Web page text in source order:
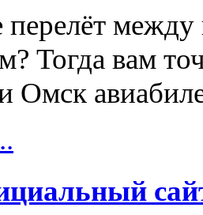
перелёт
Тогда вам
Омск